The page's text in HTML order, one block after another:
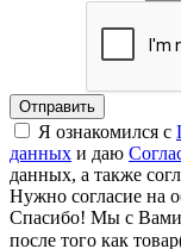
Отправить
Я ознакомился с
данных и даю
данных, а также
Нужно согласие на
Спасибо! Мы с Вами
после того как